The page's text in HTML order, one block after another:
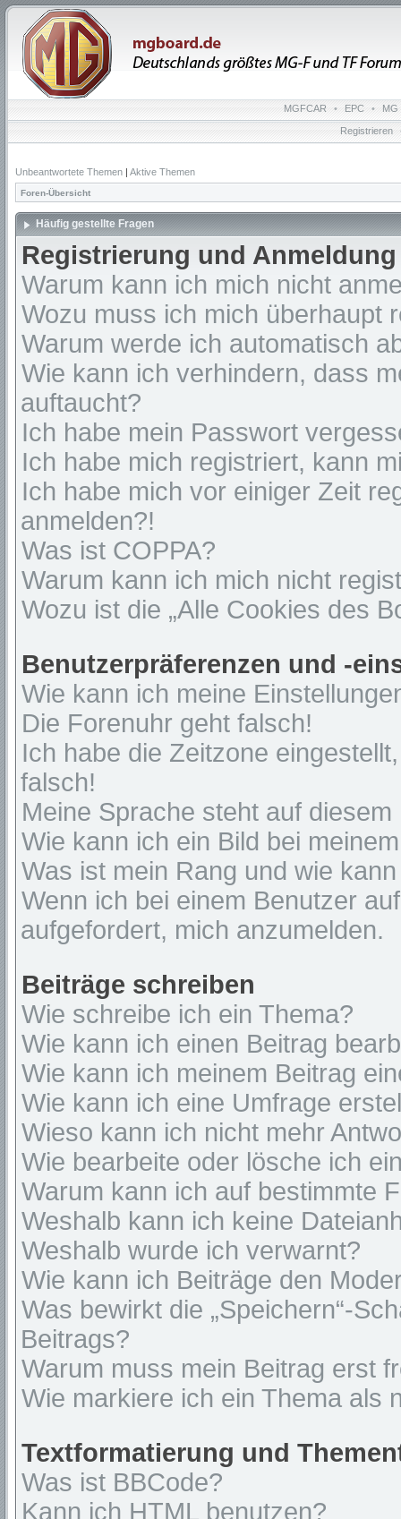
MGFCAR • EPC • MG
Registrieren
Unbeantwortete Themen | Aktive Themen
Foren-Übersicht
Häufig gestellte Fragen
Registrierung und Anmeldung
Warum kann ich mich nicht
Wozu muss ich mich überhaupt
Warum werde ich automatisch
Wie kann ich verhindern, dass
auftaucht?
Ich habe mein Passwort
Ich habe mich registriert, kann
Ich habe mich vor einiger Zeit
anmelden?!
Was ist COPPA?
Warum kann ich mich nicht
Wozu ist die „Alle Cookies des
Benutzerpräferenzen und -
Wie kann ich meine
Die Forenuhr geht falsch!
Ich habe die Zeitzone
falsch!
Meine Sprache steht auf
Wie kann ich ein Bild bei
Was ist mein Rang und wie
Wenn ich bei einem Benutzer
aufgefordert, mich anzumelden.
Beiträge schreiben
Wie schreibe ich ein Thema?
Wie kann ich einen Beitrag
Wie kann ich meinem Beitrag
Wie kann ich eine Umfrage
Wieso kann ich nicht mehr
Wie bearbeite oder lösche ich
Warum kann ich auf bestimmte
Weshalb kann ich keine
Weshalb wurde ich verwarnt?
Wie kann ich Beiträge den
Was bewirkt die „Speichern“-
Beitrags?
Warum muss mein Beitrag erst
Wie markiere ich ein Thema als
Textformatierung und
Was ist BBCode?
Kann ich HTML benutzen?